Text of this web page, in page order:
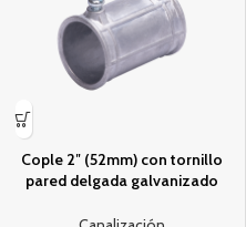
Cople 2″ (52mm) con tornillo
pared delgada galvanizado